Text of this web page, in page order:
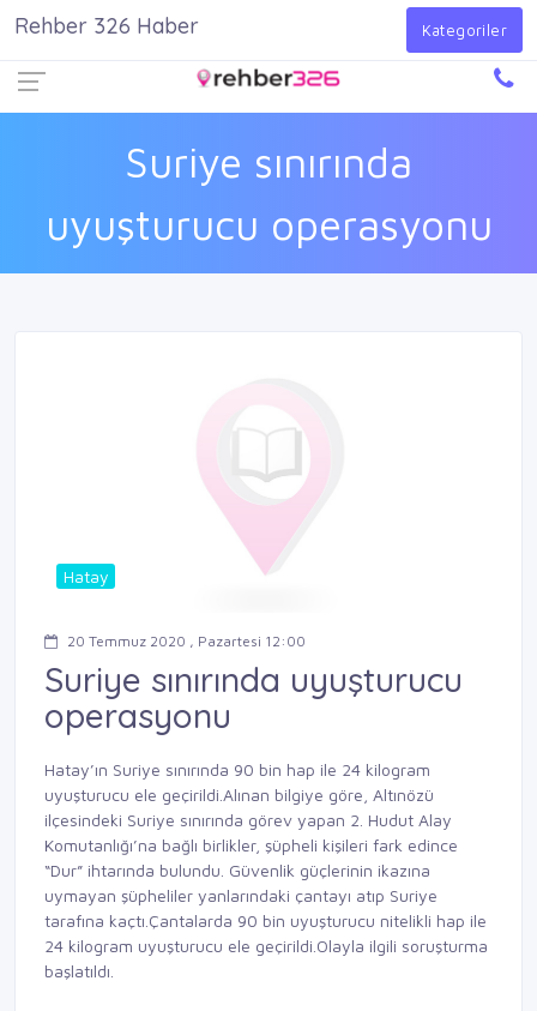
Giriş Yap
Suriye sınırında
uyuşturucu operasyonu
Rehber 326 Haber Kategoriler
Hatay
20 Temmuz 2020 , Pazartesi 12:00
Suriye sınırında uyuşturucu
operasyonu
Hatay’ın Suriye sınırında 90 bin hap ile 24 kilogram
uyuşturucu ele geçirildi.Alınan bilgiye göre, Altınözü
ilçesindeki Suriye sınırında görev yapan 2. Hudut Alay
Komutanlığı’na bağlı birlikler, şüpheli kişileri fark edince
“Dur” ihtarında bulundu. Güvenlik güçlerinin ikazına
uymayan şüpheliler yanlarındaki çantayı atıp Suriye
tarafına kaçtı.Çantalarda 90 bin uyuşturucu nitelikli hap ile
24 kilogram uyuşturucu ele geçirildi.Olayla ilgili soruşturma
başlatıldı.